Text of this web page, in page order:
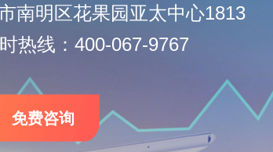
南明区花果园亚太中心1813
热线：400-067-9767
免费咨询